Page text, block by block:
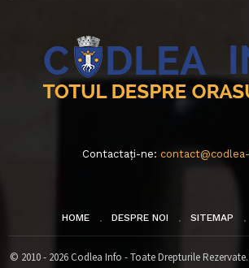
Contactați-ne:
HOME DESPRE NOI SITEMAP
© 2010 - 2026 Codlea Info - Toate Drepturile